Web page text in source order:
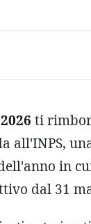
ti
all'INPS,
in
dal 31